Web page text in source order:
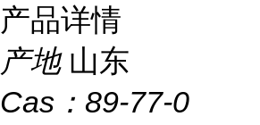
产品详情
产地 山东
Cas： 89-77-0